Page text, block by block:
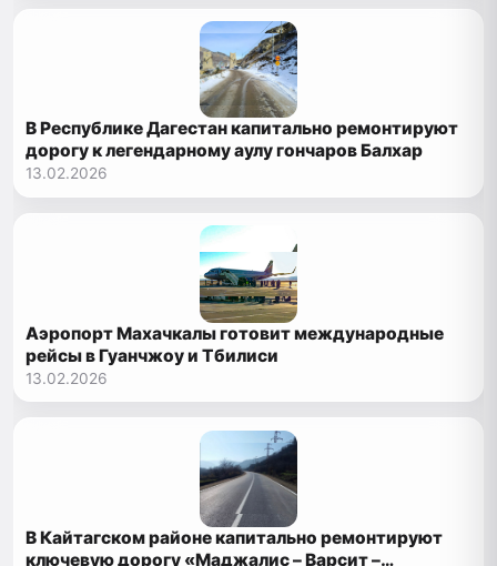
В Республике Дагестан капитально ремонтируют
дорогу к легендарному аулу гончаров Балхар
13.02.2026
Аэропорт Махачкалы готовит международные
рейсы в Гуанчжоу и Тбилиси
13.02.2026
В Кайтагском районе капитально ремонтируют
ключевую дорогу «Маджалис – Варсит –